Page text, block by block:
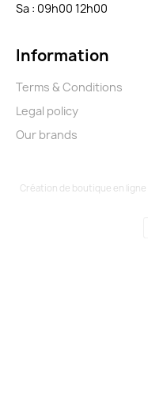
Sa : 09h00 12h00
Information
Terms & Conditions
Legal policy
Our brands
Création de boutique en ligne